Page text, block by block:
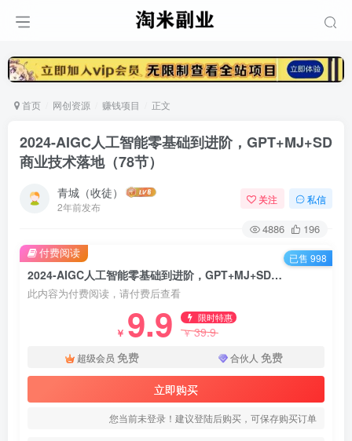
首页 网创资源 赚钱项目 正文
2024-AIGC人工智能零基础到进阶，GPT+MJ+SD
商业技术落地（78节）
青城（收徒）
2年前发布
关注 私信
4886 196
2024-AIGC人工智能零基础到进阶，GPT+MJ+SD商业技术落地（78节）
此内容为付费阅读，请付费后查看
￥ 9.9 限时特惠
￥39.9
超级会员 免费 合伙人 免费
立即购买
您当前未登录！建议登陆后购买，可保存购买订单
付费阅读 已售 998